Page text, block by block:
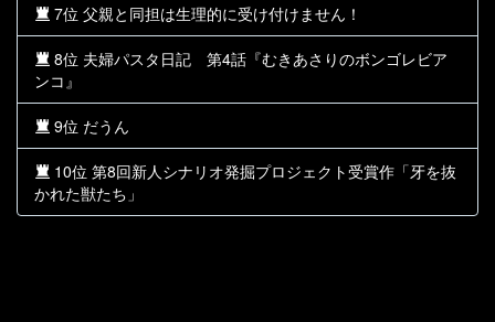
7位 父親と同担は生理的に受け付けません！
8位 夫婦パスタ日記 第4話『むきあさりのボンゴレビア
ンコ』
9位 だうん
10位 第8回新人シナリオ発掘プロジェクト受賞作「牙を抜
かれた獣たち」